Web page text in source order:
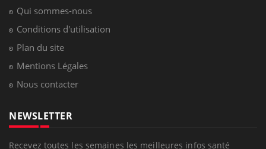
Qui sommes-nous
Conditions d'utilisation
Plan du site
Mentions Légales
Nous contacter
NEWSLETTER
Recevez toutes les semaines les meilleures infos santé